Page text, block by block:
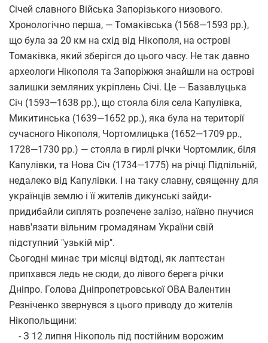
Січей славного Війська Запорізького низового.
Хронологічно перша, — Томаківська (1568—1593 рр.),
що була за 20 км на схід від Нікополя, на острові
Томаківка, який зберігся до цього часу. Не так давно
археологи Нікополя та Запоріжжя знайшли на острові
залишки земляних укріплень Січі. Це — Базавлуцька
Січ (1593—1638 рр.), що стояла біля села Капулівка,
Микитинська (1639—1652 рр.), яка була на території
сучасного Нікополя, Чортомлицька (1652—1709 рр.,
1728—1730 рр.) — стояла в гирлі річки Чортомлик, біля
Капулівки, та Нова Січ (1734—1775) на річці Підпільній,
недалеко від Капулівки. І на таку славну, священну для
українців землю і її жителів дикунські зайди-
придибайли сиплять розпечене залізо, наївно пнучися
навв'язати вільним громадянам України свій
підступний "узькій мір".
Сьогодні минає три місяці відтоді, як лаптєстан
припхався ледь не сюди, до лівого берега річки
Дніпро. Голова Дніпропетровської ОВА Валентин
Резніченко звернувся з цього приводу до жителів
Нікопольщини:
- З 12 липня Нікополь під постійним ворожим